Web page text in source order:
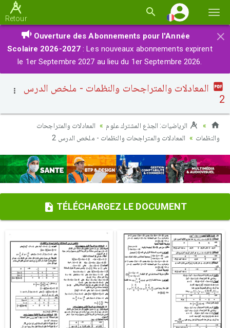
la
Retour
×
Ouverture des Abonnements pour l'Année
Scolaire 2026-2027 : Les nouveaux abonnements expirent
le 1er Septembre 2027 au lieu du 1er Septembre 2026.
المعادلات والمتراجحات والنظمات - ملخص الدرس
2
الرياضيات: الجذع المشترك علوم
المعادلات والمتراجحات
والنظمات
المعادلات والمتراجحات والنظمات - ملخص الدرس 2
TÉLÉCHARGEZ LE DOCUMENT